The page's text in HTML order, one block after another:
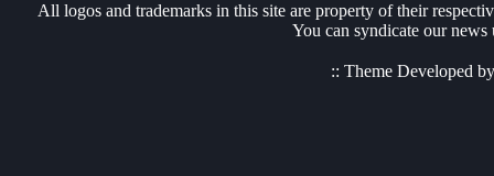
All logos and trademarks in this site are property of their
You can syndicate our
:: Theme Developed